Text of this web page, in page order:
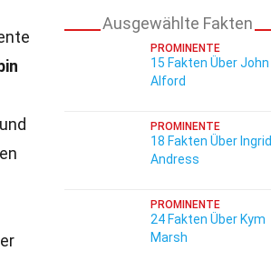
Ausgewählte Fakten
PROMINENTE
15 Fakten Über John
Alford
PROMINENTE
18 Fakten Über Ingrid
Andress
PROMINENTE
24 Fakten Über Kym
Marsh